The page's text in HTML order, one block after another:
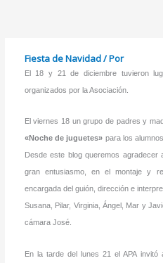
Fiesta de Navidad/ Por
El 18 y 21 de diciembre tuvieron
organizados por la Asociación.
El viernes 18 un grupo de padres y
«Noche de juguetes» para los
Desde este blog queremos
gran entusiasmo, en el montaje y
encargada del guión, dirección e
Susana, Pilar, Virginia, Ángel, Mar y
cámara José.
En la tarde del lunes 21 el APA